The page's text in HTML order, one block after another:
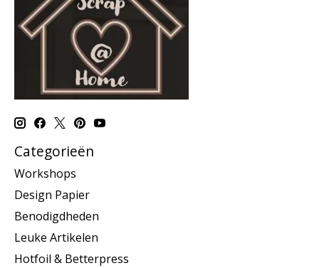
Categorieën
Workshops
Design Papier
Benodigdheden
Leuke Artikelen
Hotfoil & Betterpress